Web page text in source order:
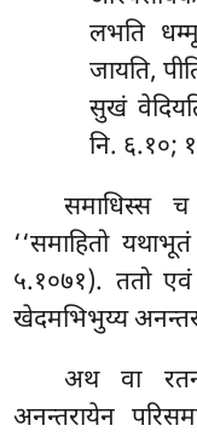
लभति
जायति,
सुखं
नि. ६.१०;
समाधिस्स च
‘‘समाहितो
५.१०७१). ततो
खेदमभिभुय्य
अथ वा
अनन्तरायेन